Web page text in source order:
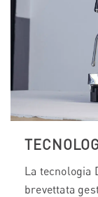
La tecnologia
brevettata